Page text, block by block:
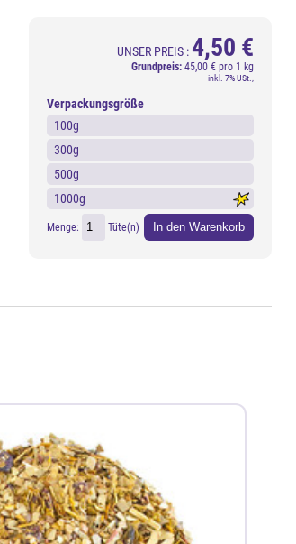
UNSER PREIS : 4,50 €
Grundpreis: 45,00 € pro 1 kg
inkl. 7% USt.,
Verpackungsgröße
100g
300g
500g
1000g
Menge: Tüte(n) In den Warenkorb